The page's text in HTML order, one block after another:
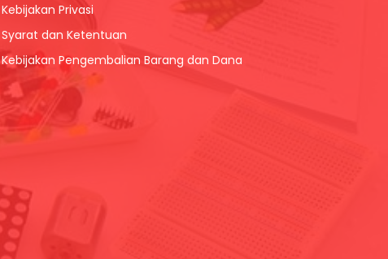
Kebijakan Privasi
Syarat dan Ketentuan
Kebijakan Pengembalian Barang dan Dana